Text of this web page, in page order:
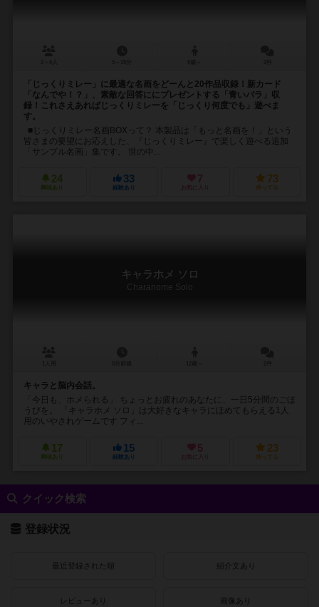
「じっくりミレー」に最適な名画をどーんと20作品収録！新カード
「なんでや！？」、素敵な回答ににプレゼントする「青いバラ」収
録！これさえあればじっくりミレーを「じっくり何度でも」遊べま
す。
■じっくりミレー名画BOXって？ 本製品は「もっと名画を！」という
皆さまの要望にお応えした、『じっくりミレー』で楽しく遊べる追加
「サンプル名画」集です。 世の中...
24
興味あり
33
経験あり
7
お気に入り
73
持ってる
キャラホメ ソロ
Charahome Solo
キャラと脳内会話。
「今日も、ホメられる」 ちょっとお疲れのあなたに、一日5分間のごほ
うびを。 「キャラホメ ソロ」は大好きなキャラにほめてもらえる1人
用のいやされゲームです フィ...
17
興味あり
15
経験あり
5
お気に入り
23
持ってる
クイック検索
登録状況
最近登録された順 紹介文あり
レビューあり 画像あり